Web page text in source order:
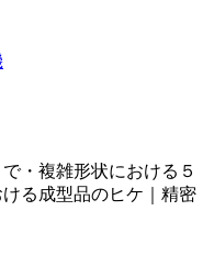
・複雑形状における５
る成型品のヒケ｜精密